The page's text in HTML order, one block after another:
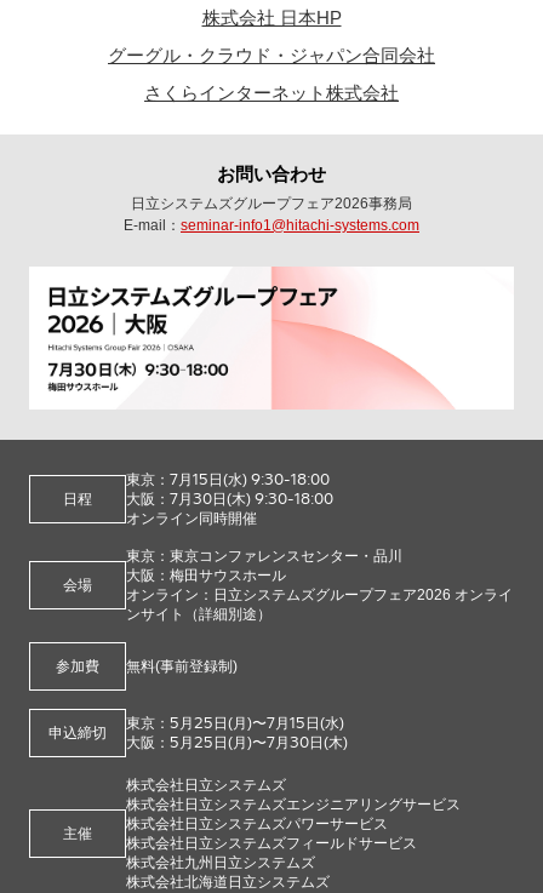
株式会社 日本HP
グーグル・クラウド・ジャパン合同会社
さくらインターネット株式会社
お問い合わせ
日立システムズグループフェア2026事務局
E-mail： seminar-info1@hitachi-systems.com
日程
東京： 7月15 日(水) 9:30-18:00
大阪： 7月30日(木) 9:30-18:00
オンライン同時開催
会場
東京：東京コンファレンスセンター・品川
大阪：梅田サウスホール
オンライン：日立システムズグループフェア2026 オンライ
ンサイト（詳細別途）
参加費 無料(事前登録制)
申込締切
東京： 5 月25 日(月)〜7月15 日(水)
大阪： 5 月25 日(月)〜7月30日(木)
主催
株式会社日立システムズ
株式会社日立システムズエンジニアリングサービス
株式会社日立システムズパワーサービス
株式会社日立システムズフィールドサービス
株式会社九州日立システムズ
株式会社北海道日立システムズ